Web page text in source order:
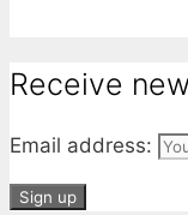
Receive
Email address: